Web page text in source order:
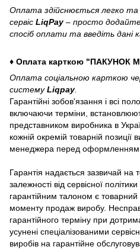
Оплата здійснюється легко та
сервіс LiqPay– просто
спосіб оплати та введіть дані
♦ Оплата карткою "ПАКУНОК
Оплата соціальною карткою
системуLiqpay.
Гарантійні зобов'язання і всі
включаючи терміни,
представником виробника в
кожній окремій товарній позиції
менеджера перед
Гарантія надається зазвичай на
залежності від сервісної
гарантійним талоном є товарний
моменту продаж виробу.
гарантійного терміну при
усунені спеціалізованими
виробів на гарантійне